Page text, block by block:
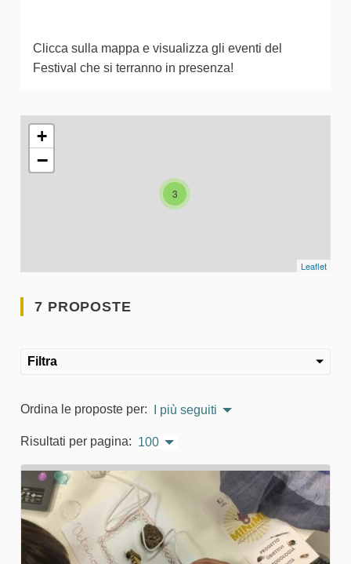
Clicca sulla mappa e visualizza gli eventi del
Festival che si terranno in presenza!
L'elemento seguente è una mappa che presenta gli
3
+
−
Leaflet
7 PROPOSTE
Filtra
Ordina le proposte per: I più seguiti
Risultati per pagina: 100